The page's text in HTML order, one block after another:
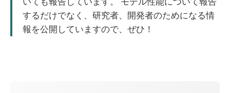
するだけでなく、研究者、開発者のためになる情
報を公開していますので、ぜひ！